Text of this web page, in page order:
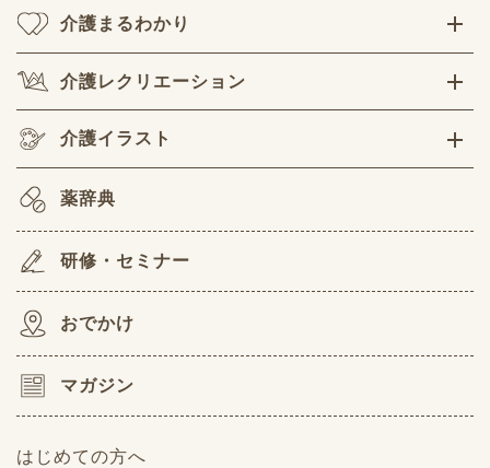
介護まるわかり
介護レクリエーション
介護イラスト
薬辞典
研修・セミナー
おでかけ
マガジン
はじめての方へ